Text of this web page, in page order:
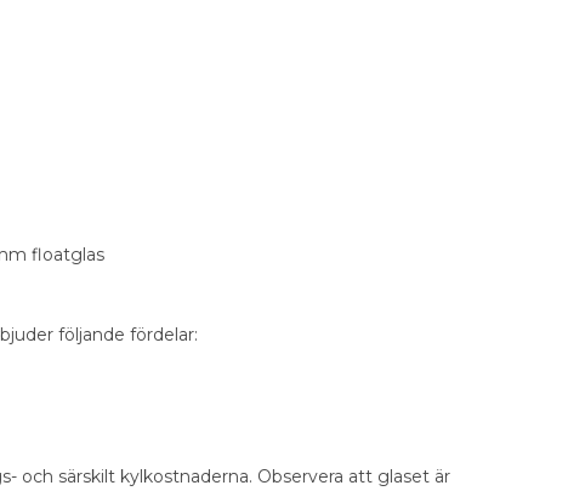
floatglas
följande fördelar:
och särskilt kylkostnaderna. Observera att glaset är